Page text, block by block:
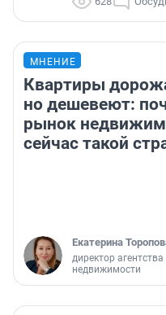
МНЕНИЕ
Квартиры
но дешевеют:
рынок
сейчас такой
Екатерина
директор агентства
недвижимости